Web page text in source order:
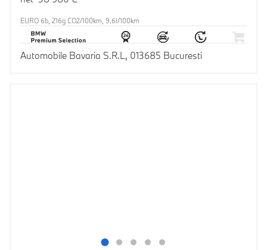
EURO 6b, 216g CO2/100km, 9.6l/100km
Automobile Bavaria S.R.L, 013685 Bucuresti